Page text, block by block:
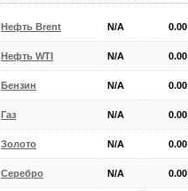
Нефть Brent N/A 0.00
Нефть WTI N/A 0.00
Бензин N/A 0.00
Газ N/A 0.00
Золото N/A 0.00
Серебро N/A 0.00